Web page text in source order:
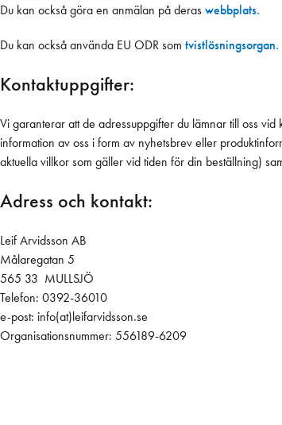
Du kan också göra en anmälan på deras webbplats.
Du kan också använda EU ODR som tvistlösningsorgan.
Kontaktuppgifter:
Vi garanterar att de adressuppgifter du lämnar till oss
information av oss i form av nyhetsbrev eller
aktuella villkor som gäller vid tiden för din beställning)
Adress och kontakt:
Leif Arvidsson AB
Målaregatan 5
565 33 MULLSJÖ
Telefon: 0392-36010
e-post: info(at)leifarvidsson.se
Organisationsnummer: 556189-6209